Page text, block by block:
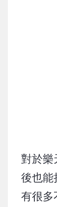
對於樂
後也能
有很多